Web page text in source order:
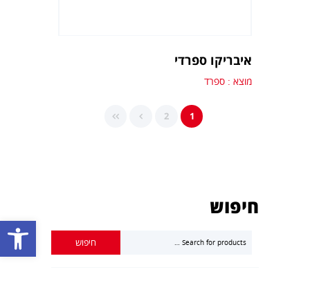
פתח סרגל נגישות
איבריקו ספרדי
מוצא : ספרד
1
2
חיפוש